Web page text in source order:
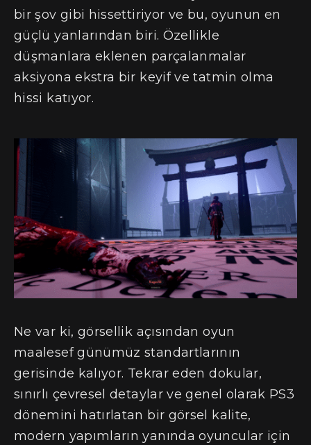
bir şov gibi hissettiriyor ve bu, oyunun en
güçlü yanlarından biri. Özellikle
düşmanlara eklenen parçalanmalar
aksiyona ekstra bir keyif ve tatmin olma
hissi katıyor.
Ne var ki, görsellik açısından oyun
maalesef günümüz standartlarının
gerisinde kalıyor. Tekrar eden dokular,
sınırlı çevresel detaylar ve genel olarak PS3
dönemini hatırlatan bir görsel kalite,
modern yapımların yanında oyuncular için